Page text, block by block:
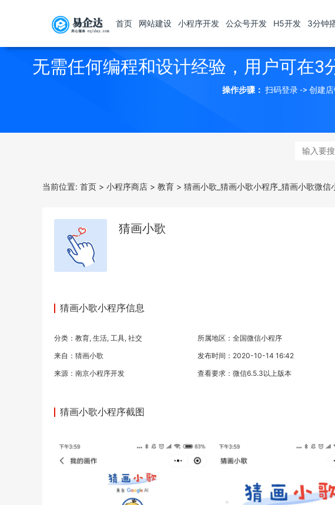
首页 网站建设 小程序开发 公众号开发 H5开发 3分钟
无需任何编程和设计经验，用户可在
操作步骤： 扫码登录 -> 创建
当前位置: 首页 > 小程序商店 > 教育 > 猜画小歌_猜画小歌小程序_猜画小歌微信
猜画小歌
猜画小歌小程序信息
分类： 教育, 生活, 工具, 社交
所属地区：全国微信小程序
来自：猜画小歌
发布时间：2020-10-14 16:42
来源： 南京小程序开发 查看要求：微信6.5.3以上版本
猜画小歌小程序截图